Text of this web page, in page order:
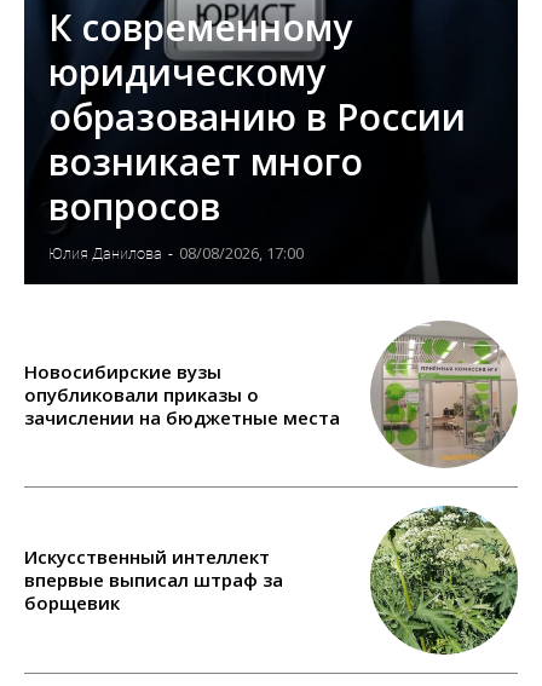
К современному
юридическому
образованию в России
возникает много
вопросов
Юлия Данилова - 08/08/2026, 17:00
Новосибирские вузы
опубликовали приказы о
зачислении на бюджетные места
Искусственный интеллект
впервые выписал штраф за
борщевик